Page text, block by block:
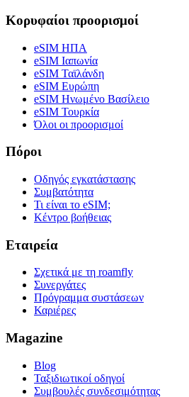
Κορυφαίοι προορισμοί
eSIM ΗΠΑ
eSIM Ιαπωνία
eSIM Ταϊλάνδη
eSIM Ευρώπη
eSIM Ηνωμένο Βασίλειο
eSIM Τουρκία
Όλοι οι προορισμοί
Πόροι
Οδηγός εγκατάστασης
Συμβατότητα
Τι είναι το eSIM;
Κέντρο βοήθειας
Εταιρεία
Σχετικά με τη roamfly
Συνεργάτες
Πρόγραμμα συστάσεων
Καριέρες
Magazine
Blog
Ταξιδιωτικοί οδηγοί
Συμβουλές συνδεσιμότητας